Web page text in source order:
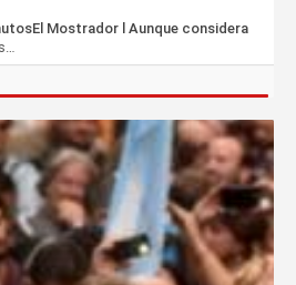
Mostrador l Aunque considera